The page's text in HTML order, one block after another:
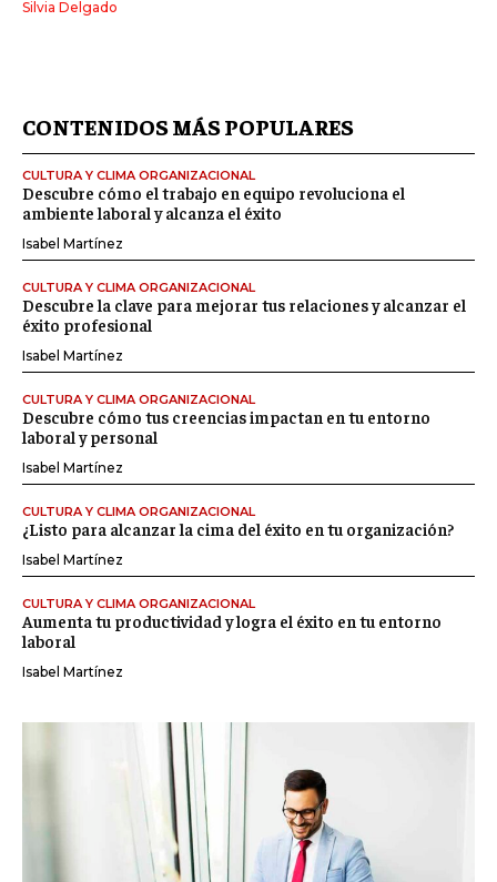
Silvia Delgado
CONTENIDOS MÁS POPULARES
CULTURA Y CLIMA ORGANIZACIONAL
Descubre cómo el trabajo en equipo revoluciona el
ambiente laboral y alcanza el éxito
Isabel Martínez
CULTURA Y CLIMA ORGANIZACIONAL
Descubre la clave para mejorar tus relaciones y alcanzar el
éxito profesional
Isabel Martínez
CULTURA Y CLIMA ORGANIZACIONAL
Descubre cómo tus creencias impactan en tu entorno
laboral y personal
Isabel Martínez
CULTURA Y CLIMA ORGANIZACIONAL
¿Listo para alcanzar la cima del éxito en tu organización?
Isabel Martínez
CULTURA Y CLIMA ORGANIZACIONAL
Aumenta tu productividad y logra el éxito en tu entorno
laboral
Isabel Martínez